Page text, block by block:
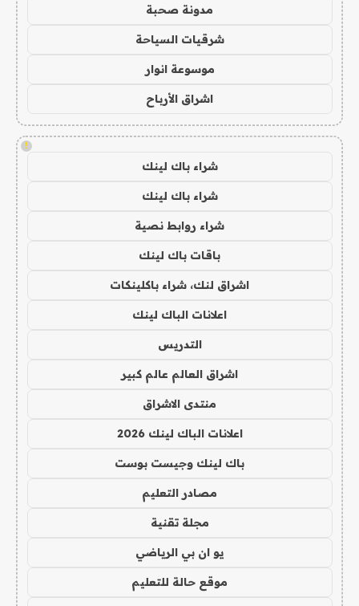
مدونة صحبة
شرقيات السياحة
موسوعة انوار
اشراق الأرباح
!
شراء باك لينك
شراء باك لينك
شراء روابط نصية
باقات باك لينك
اشراق لنك، شراء باكلينكات
اعلانات الباك لينك
التدريس
اشراق العالم عالم كبير
منتدى الاشراق
اعلانات الباك لينك 2026
باك لينك وجيست بوست
مصادر التعليم
مجلة تقنية
يو ان بي الرياضي
موقع حالة للتعليم